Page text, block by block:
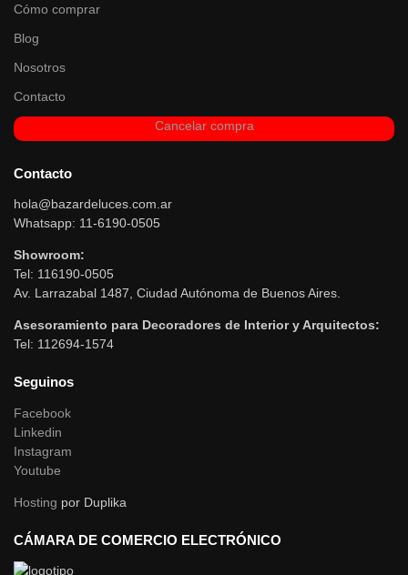
Cómo comprar
Blog
Nosotros
Contacto
Cancelar compra
Contacto
hola@bazardeluces.com.ar
Whatsapp: 11-6190-0505
Showroom:
Tel: 116190-0505
Av. Larrazabal 1487, Ciudad Autónoma de Buenos Aires.
Asesoramiento para Decoradores de Interior y Arquitectos:
Tel: 112694-1574
Seguinos
Facebook
Linkedin
Instagram
Youtube
Hosting por Duplika
CÁMARA DE COMERCIO ELECTRÓNICO